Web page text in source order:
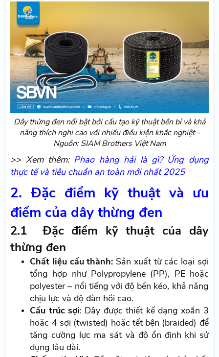
Dây thừng đen nổi bật bởi cấu tạo kỹ thuật bền bỉ và khả
năng thích nghi cao với nhiều điều kiện khắc nghiệt -
Nguồn: SIAM Brothers Việt Nam
>> Xem thêm: Phao hàng hải là gì? Ứng dụng
thực tế và tiêu chuẩn an toàn mới nhất 2025
2. Đặc điểm kỹ thuật và ưu
điểm của dây thừng đen
2.1 Đặc điểm kỹ thuật của dây
thừng đen
Chất liệu cấu thành: Sản xuất từ các loại sợi
tổng hợp như Polypropylene (PP), PE hoặc
polyester – nổi tiếng với độ bền kéo, khả năng
chịu lực và độ đàn hồi cao.
Cấu trúc sợi: Dây được thiết kế dạng xoắn 3
hoặc 4 sợi (twisted) hoặc tết bện (braided) để
tăng cường lực ma sát và độ ổn định khi sử
dụng lâu dài.